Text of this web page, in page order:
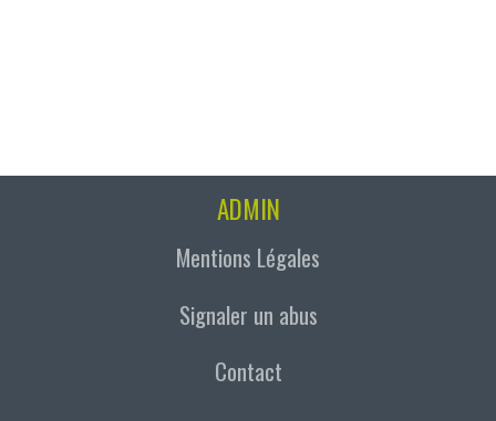
ADMIN
Mentions Légales
Signaler un abus
Contact